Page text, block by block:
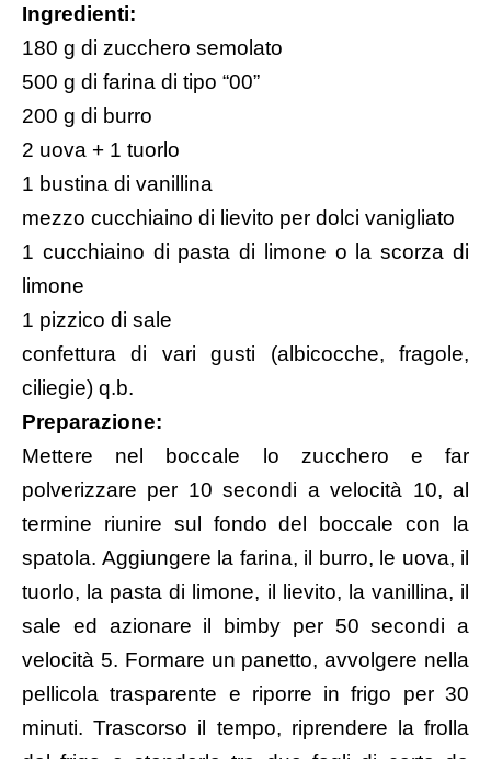
Ingredienti:
180 g di zucchero semolato
500 g di farina di tipo “00”
200 g di burro
2 uova + 1 tuorlo
1 bustina di vanillina
mezzo cucchiaino di lievito per dolci vanigliato
1 cucchiaino di pasta di limone o la scorza di
limone
1 pizzico di sale
confettura di vari gusti (albicocche, fragole,
ciliegie) q.b.
Preparazione:
Mettere nel boccale lo zucchero e far
polverizzare per 10 secondi a velocità 10, al
termine riunire sul fondo del boccale con la
spatola. Aggiungere la farina, il burro, le uova, il
tuorlo, la pasta di limone, il lievito, la vanillina, il
sale ed azionare il bimby per 50 secondi a
velocità 5. Formare un panetto, avvolgere nella
pellicola trasparente e riporre in frigo per 30
minuti. Trascorso il tempo, riprendere la frolla